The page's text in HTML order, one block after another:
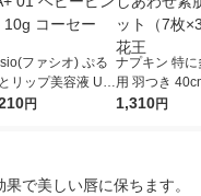
ファシオ) ぷる
リップ美容液 UV
・PA+ 01 ベビ
円
ナプキン 特に
用 羽つき
エエフ しあ
1,310円
で美しい唇に保ちます。